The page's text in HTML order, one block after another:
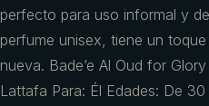
perfecto para uso informal y
perfume unisex, tiene un
nueva. Bade’e Al Oud for
Lattafa Para: Él Edades: De